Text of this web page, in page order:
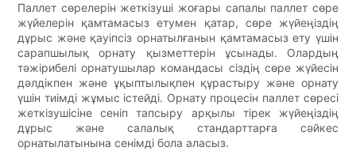
Паллет сөрелерін жеткізуші жоғары сапалы паллет сөре
жүйелерін қамтамасыз етумен қатар, сөре жүйеңіздің
дұрыс және қауіпсіз орнатылғанын қамтамасыз ету үшін
сарапшылық орнату қызметтерін ұсынады. Олардың
тәжірибелі орнатушылар командасы сіздің сөре жүйесін
дәлдікпен және ұқыптылықпен құрастыру және орнату
үшін тиімді жұмыс істейді. Орнату процесін паллет сөресі
жеткізушісіне сеніп тапсыру арқылы тірек жүйеңіздің
дұрыс және салалық стандарттарға сәйкес
орнатылатынына сенімді бола аласыз.